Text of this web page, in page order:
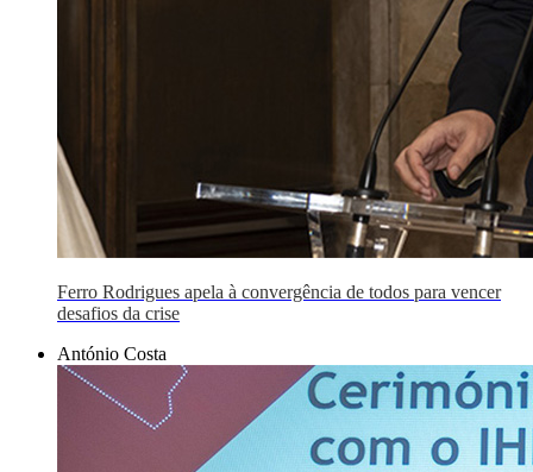
Ferro Rodrigues apela à convergência de todos para vencer
desafios da crise
António Costa